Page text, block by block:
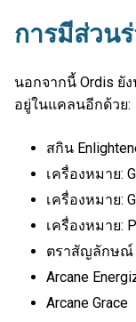
การมีส่วน
นอกจากนี้ Ordis ยั
อยู่ในแคลนอีกด้วย:
สกิน
เครื่องหมาย:
เครื่องหมาย:
เครื่องหมาย:
ตราสัญลักษณ์
Arcane
Arcane Grace